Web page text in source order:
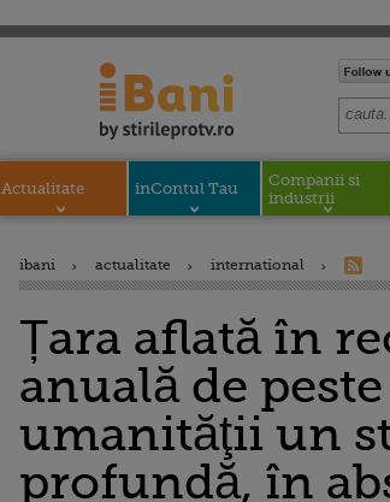
Actualitate inContul Tau
Companii si
industrii
ibani actualitate international
Țara aflată în
anuală de
umanităţii un
profundă, în